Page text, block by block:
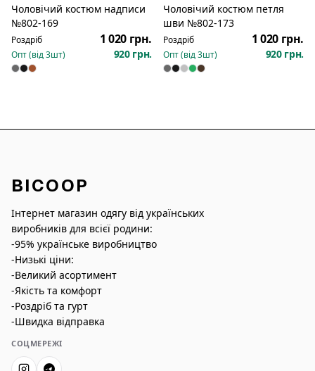
Новинка
Чоловічий костюм надписи
№802-169
Роздріб 1 020 грн.
Опт (від3шт) 920 грн.
Новинка
Чоловічий костюм петля
шви №802-173
Роздріб 1 020 грн.
Опт (від3шт) 920 грн.
BICOOP
Інтернет магазин одягу від українських
виробників для всієї родини:
-95% українське виробництво
-Низькі ціни:
-Великий асортимент
-Якість та комфорт
-Роздріб та гурт
-Швидка відправка
СОЦМЕРЕЖІ